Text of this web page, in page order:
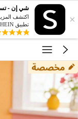
×
شي إن -
اكتشف
تطبيق SHEIN!